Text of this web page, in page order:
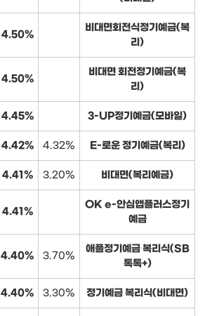
4.50%
비대면회전식정기예금(복
리)
4.50%
비대면 회전정기예금(복
리)
4.45% 3-UP정기예금(모바일)
4.42% 4.32% E-로운 정기예금(복리)
4.41% 3.20% 비대면(복리예금)
4.41%
OK e-안심앱플러스정기
예금
4.40% 3.70%
애플정기예금 복리식(SB
톡톡+)
4.40% 3.30% 정기예금 복리식(비대면)